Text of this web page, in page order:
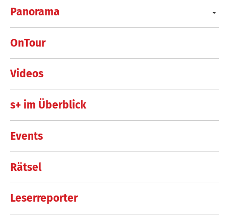
Panorama
OnTour
Videos
s+ im Überblick
Events
Rätsel
Leserreporter